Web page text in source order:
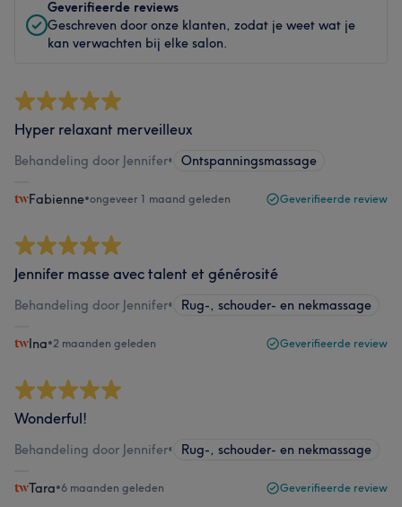
Geverifieerde reviews
Geschreven door onze klanten, zodat je weet wat je
kan verwachten bij elke salon.
Hyper relaxant merveilleux
Behandeling door Jennifer• Ontspanningsmassage
Fabienne•ongeveer 1 maand geleden Geverifieerde review
Jennifer masse avec talent et générosité
Behandeling door Jennifer• Rug-, schouder- en nekmassage
Ina•2 maanden geleden Geverifieerde review
Wonderful!
Behandeling door Jennifer• Rug-, schouder- en nekmassage
Tara•6 maanden geleden Geverifieerde review